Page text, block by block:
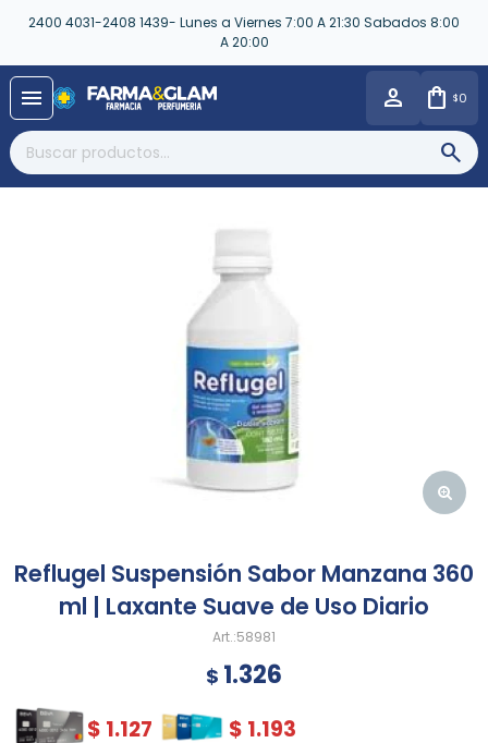
2400 4031-2408 1439- Lunes a Viernes 7:00 A 21:30 Sabados 8:00
A 20:00
menu $0
Reflugel Suspensión Sabor Manzana 360
ml | Laxante Suave de Uso Diario
58981
$ 1.326
$ 1.127 $ 1.193